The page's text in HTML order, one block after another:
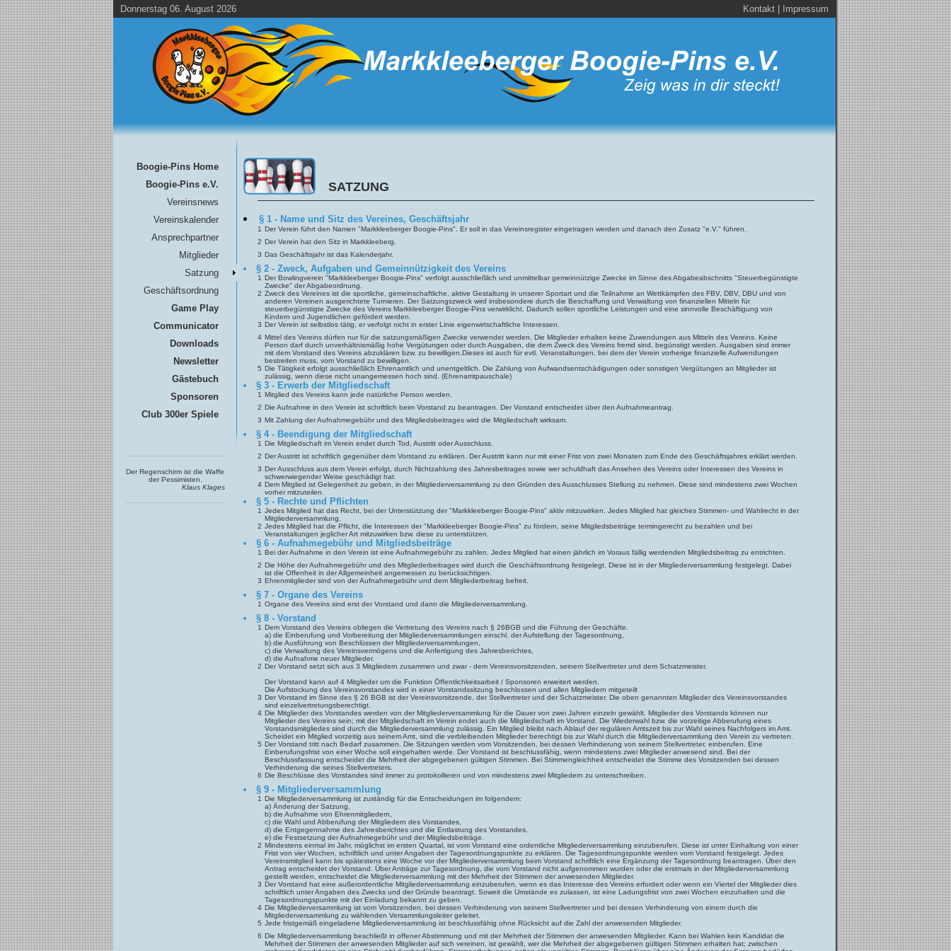
Donnerstag 06. August 2026 Kontakt Impressum
Boogie-Pins Home
Boogie-Pins e.V.
Vereinsnews
Vereinskalender
Ansprechpartner
Mitglieder
Satzung
Geschäftsordnung
Game Play
Communicator
Downloads
Newsletter
Gästebuch
Sponsoren
Club 300er Spiele
Der Regenschirm ist die Waffe
der Pessimisten.
Klaus Klages
SATZUNG
§ 1 - Name und Sitz des Vereines, Geschäftsjahr
1 Der Verein führt den Namen "Markkleeberger Boogie-Pins". Er soll in das Vereinsregister eingetragen werden und danach den Zusatz "e.V." führen.
2 Der Verein hat den Sitz in Markkleeberg.
3 Das Geschäftsjahr ist das Kalenderjahr.
§ 2 - Zweck, Aufgaben und Gemeinnützigkeit des Vereins
1 Der Bowlingverein "Markkleeberger Boogie-Pins" verfolgt ausschließlich und unmittelbar gemeinnützige Zwecke im Sinne des Abgabeabschnitts "Steuerbegünstigte
Zwecke" der Abgabeordnung.
2 Zweck des Vereines ist die sportliche, gemeinschaftliche, aktive Gestaltung in unserer Sportart und die Teilnahme an Wettkämpfen des FBV, DBV, DBU und von
anderen Vereinen ausgerichtete Turnieren. Der Satzungszweck wird insbesondere durch die Beschaffung und Verwaltung von finanziellen Mitteln für
steuerbegünstigte Zwecke des Vereins Markkleeberger Boogie-Pins verwirklicht. Dadurch sollen sportliche Leistungen und eine sinnvolle Beschäftigung von
Kindern und Jugendlichen gefördert werden.
3 Der Verein ist selbstlos tätig; er verfolgt nicht in erster Linie eigenwirtschaftliche Interessen.
4 Mittel des Vereins dürfen nur für die satzungsmäßigen Zwecke verwendet werden. Die Mitglieder erhalten keine Zuwendungen aus Mitteln des Vereins. Keine
Person darf durch unverhältnismäßig hohe Vergütungen oder durch Ausgaben, die dem Zweck des Vereins fremd sind, begünstigt werden. Ausgaben sind immer
mit dem Vorstand des Vereins abzuklären bzw. zu bewilligen.Dieses ist auch für evtl. Veranstaltungen, bei dem der Verein vorherige finanzielle Aufwendungen
bestreiten muss, vom Vorstand zu bewilligen.
5 Die Tätigkeit erfolgt ausschließlich Ehrenamtlich und unentgeltlich. Die Zahlung von Aufwandsentschädigungen oder sonstigen Vergütungen an Mitglieder ist
zulässig, wenn diese nicht unangemessen hoch sind. (Ehrenamtpauschale)
§ 3 - Erwerb der Mitgliedschaft
1 Mitglied des Vereins kann jede natürliche Person werden.
2 Die Aufnahme in den Verein ist schriftlich beim Vorstand zu beantragen. Der Vorstand entscheidet über den Aufnahmeantrag.
3 Mit Zahlung der Aufnahmegebühr und des Mitgliedsbeitrages wird die Mitgliedschaft wirksam.
§ 4 - Beendigung der Mitgliedschaft
1 Die Mitgliedschaft im Verein endet durch Tod, Austritt oder Ausschluss.
2 Der Austritt ist schriftlich gegenüber dem Vorstand zu erklären. Der Austritt kann nur mit einer Frist von zwei Monaten zum Ende des Geschäftsjahres erklärt werden.
3 Der Ausschluss aus dem Verein erfolgt, durch Nichtzahlung des Jahresbeitrages sowie wer schuldhaft das Ansehen des Vereins oder Interessen des Vereins in
schwerwiegender Weise geschädigt hat.
4 Dem Mitglied ist Gelegenheit zu geben, in der Mitgliederversammlung zu den Gründen des Ausschlusses Stellung zu nehmen. Diese sind mindestens zwei Wochen
vorher mitzuteilen.
§ 5 - Rechte und Pflichten
1 Jedes Mitglied hat das Recht, bei der Unterstützung der "Markkleeberger Boogie-Pins" aktiv mitzuwirken. Jedes Mitglied hat gleiches Stimmen- und Wahlrecht in der
Mitgliederversammlung.
2 Jedes Mitglied hat die Pflicht, die Interessen der "Markkleeberger Boogie-Pins" zu fördern, seine Mitgliedsbeiträge termingerecht zu bezahlen und bei
Veranstaltungen jeglicher Art mitzuwirken bzw. diese zu unterstützen.
§ 6 - Aufnahmegebühr und Mitgliedsbeiträge
1 Bei der Aufnahme in den Verein ist eine Aufnahmegebühr zu zahlen. Jedes Mitglied hat einen jährlich im Voraus fällig werdenden Mitgliedsbeitrag zu entrichten.
2 Die Höhe der Aufnahmegebühr und des Mitgliederbeitrages wird durch die Geschäftsordnung festgelegt. Diese ist in der Mitgliederversammlung festgelegt. Dabei
ist die Offenheit in der Allgemeinheit angemessen zu berücksichtigen.
3 Ehrenmitglieder sind von der Aufnahmegebühr und dem Mitgliederbeitrag befreit.
§ 7 - Organe des Vereins
1 Organe des Vereins sind erst der Vorstand und dann die Mitgliederversammlung.
§ 8 - Vorstand
1 Dem Vorstand des Vereins obliegen die Vertretung des Vereins nach § 26BGB und die Führung der Geschäfte.
a) die Einberufung und Vorbereitung der Mitgliederversammlungen einschl. der Aufstellung der Tagesordnung,
b) die Ausführung von Beschlüssen der Mitgliederversammlungen,
c) die Verwaltung des Vereinsvermögens und die Anfertigung des Jahresberichtes,
d) die Aufnahme neuer Mitglieder.
2 Der Vorstand setzt sich aus 3 Mitgliedern zusammen und zwar - dem Vereinsvorsitzenden, seinem Stellvertreter und dem Schatzmeister.
Der Vorstand kann auf 4 Mitglieder um die Funktion Öffentlichkeitsarbeit / Sponsoren erweitert werden.
Die Aufstockung des Vereinsvorstandes wird in einer Vorstandssitzung beschlossen und allen Mitgliedern mitgeteilt
3 Der Vorstand im Sinne des § 26 BGB ist der Vereinsvorsitzende, der Stellvertreter und der Schatzmeister. Die oben genannten Mitglieder des Vereinsvorstandes
sind einzelvertretungsberechtigt.
4 Die Mitglieder des Vorstandes werden von der Mitgliederversammlung für die Dauer von zwei Jahren einzeln gewählt. Mitglieder des Vorstands können nur
Mitglieder des Vereins sein; mit der Mitgliedschaft im Verein endet auch die Mitgliedschaft im Vorstand. Die Wiederwahl bzw. die vorzeitige Abberufung eines
Vorstandsmitgliedes sind durch die Mitgliederversammlung zulässig. Ein Mitglied bleibt nach Ablauf der regulären Amtszeit bis zur Wahl seines Nachfolgers im Amt.
Scheidet ein Mitglied vorzeitig aus seinem Amt, sind die verbleibenden Mitglieder berechtigt bis zur Wahl durch die Mitgliederversammlung den Verein zu vertreten.
5 Der Vorstand tritt nach Bedarf zusammen. Die Sitzungen werden vom Vorsitzenden, bei dessen Verhinderung von seinem Stellvertreter, einberufen. Eine
Einberufungsfrist von einer Woche soll eingehalten werde. Der Vorstand ist beschlussfähig, wenn mindestens zwei Mitglieder anwesend sind. Bei der
Beschlussfassung entscheidet die Mehrheit der abgegebenen gültigen Stimmen. Bei Stimmengleichheit entscheidet die Stimme des Vorsitzenden bei dessen
Verhinderung die seines Stellvertreters.
6 Die Beschlüsse des Vorstandes sind immer zu protokollieren und von mindestens zwei Mitgliedern zu unterschreiben.
§ 9 - Mitgliederversammlung
1 Die Mitgliederversammlung ist zuständig für die Entscheidungen im folgendem:
a) Änderung der Satzung,
b) die Aufnahme von Ehrenmitgliedern,
c) die Wahl und Abberufung der Mitgliedern des Vorstandes,
d) die Entgegennahme des Jahresberichtes und die Entlastung des Vorstandes,
e) die Festsetzung der Aufnahmegebühr und der Mitgliedsbeiträge.
2 Mindestens einmal im Jahr, möglichst im ersten Quartal, ist vom Vorstand eine ordentliche Mitgliederversammlung einzuberufen. Diese ist unter Einhaltung von einer
Frist von vier Wochen, schriftlich und unter Angaben der Tagesordnungspunkte zu erklären. Die Tagesordnungspunkte werden vom Vorstand festgelegt. Jedes
Vereinsmitglied kann bis spätestens eine Woche vor der Mitgliederversammlung beim Vorstand schriftlich eine Ergänzung der Tagesordnung beantragen. Über den
Antrag entscheidet der Vorstand. Über Anträge zur Tagesordnung, die vom Vorstand nicht aufgenommen wurden oder die erstmals in der Mitgliederversammlung
gestellt werden, entscheidet die Mitgliederversammlung mit der Mehrheit der Stimmen der anwesenden Mitglieder.
3 Der Vorstand hat eine außerordentliche Mitgliederversammlung einzuberufen, wenn es das Interesse des Vereins erfordert oder wenn ein Viertel der Mitglieder dies
schriftlich unter Angaben des Zwecks und der Gründe beantragt. Soweit die Umstände es zulassen, ist eine Ladungsfrist von zwei Wochen einzuhalten und die
Tagesordnungspunkte mit der Einladung bekannt zu geben.
4 Die Mitgliederversammlung ist vom Vorsitzenden, bei dessen Verhinderung von seinem Stellvertreter und bei dessen Verhinderung von einem durch die
Mitgliederversammlung zu wählenden Versammlungsleiter geleitet.
5 Jede fristgemäß eingeladene Mitgliederversammlung ist beschlussfähig ohne Rücksicht auf die Zahl der anwesenden Mitglieder.
6 Die Mitgliederversammlung beschließt in offener Abstimmung und mit der Mehrheit der Stimmen der anwesenden Mitglieder. Kann bei Wahlen kein Kandidat die
Mehrheit der Stimmen der anwesenden Mitglieder auf sich vereinen, ist gewählt, wer die Mehrheit der abgegebenen gültigen Stimmen erhalten hat; zwischen